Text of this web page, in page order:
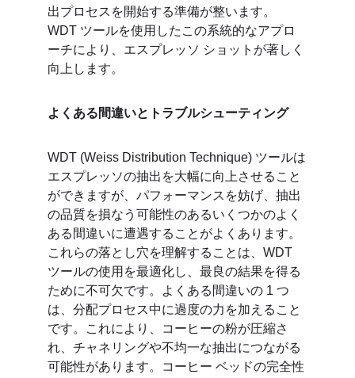
出プロセスを開始する準備が整います。
WDT ツールを使用したこの系統的なアプロ
ーチにより、エスプレッソ ショットが著しく
向上します。
よくある間違いとトラブルシューティング
WDT (Weiss Distribution Technique) ツールは
エスプレッソの抽出を大幅に向上させること
ができますが、パフォーマンスを妨げ、抽出
の品質を損なう可能性のあるいくつかのよく
ある間違いに遭遇することがよくあります。
これらの落とし穴を理解することは、WDT
ツールの使用を最適化し、最良の結果を得る
ために不可欠です。よくある間違いの 1 つ
は、分配プロセス中に過度の力を加えること
です。これにより、コーヒーの粉が圧縮さ
れ、チャネリングや不均一な抽出につながる
可能性があります。コーヒー ベッドの完全性